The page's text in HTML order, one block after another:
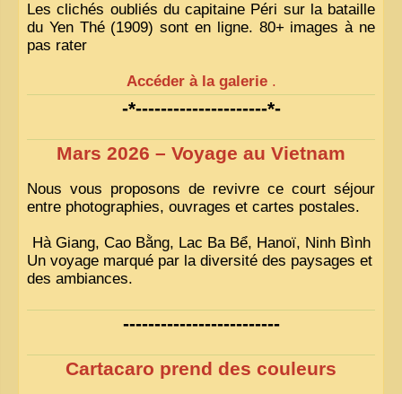
Les clichés oubliés du capitaine Péri sur la bataille
du Yen Thé (1909) sont en ligne. 80+ images à ne
pas rater
Accéder à la galerie .
-*---------------------*-
Mars 2026 – Voyage au Vietnam
Nous vous proposons de revivre ce court séjour
entre photographies, ouvrages et cartes postales.
Hà Giang, Cao Bằng, Lac Ba Bể, Hanoï, Ninh Bình
Un voyage marqué par la diversité des paysages et
des ambiances.
-------------------------
Cartacaro prend des couleurs